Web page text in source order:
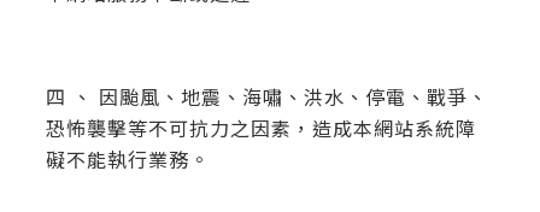
四 、 因颱風、地震、海嘯、洪水、停電、戰爭、
恐怖襲擊等不可抗力之因素，造成本網站系統障
礙不能執行業務。